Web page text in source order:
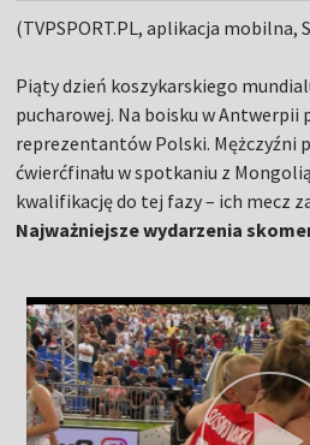
(TVPSPORT.PL, aplikacja mobilna,
Piąty dzień koszykarskiego
pucharowej. Na boisku w
reprezentantów Polski. Mężczyźni
ćwierćfinału w spotkaniu z
kwalifikację do tej fazy – ich mecz
Najważniejsze wydarzenia